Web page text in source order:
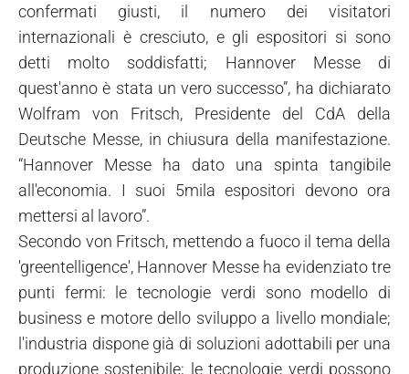
confermati giusti, il numero dei visitatori
internazionali è cresciuto, e gli espositori si sono
detti molto soddisfatti; Hannover Messe di
quest'anno è stata un vero successo”, ha dichiarato
Wolfram von Fritsch, Presidente del CdA della
Deutsche Messe, in chiusura della manifestazione.
“Hannover Messe ha dato una spinta tangibile
all'economia. I suoi 5mila espositori devono ora
mettersi al lavoro”.
Secondo von Fritsch, mettendo a fuoco il tema della
'greentelligence', Hannover Messe ha evidenziato tre
punti fermi: le tecnologie verdi sono modello di
business e motore dello sviluppo a livello mondiale;
l'industria dispone già di soluzioni adottabili per una
produzione sostenibile; le tecnologie verdi possono